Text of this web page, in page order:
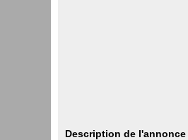
Description de l'annonce